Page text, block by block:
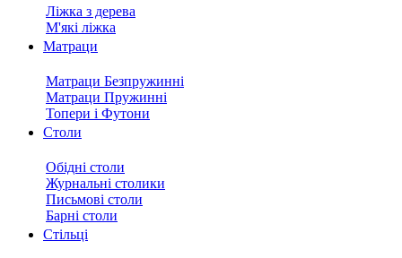
Ліжка з дерева
М'які ліжка
Матраци
Матраци Безпружинні
Матраци Пружинні
Топери і Футони
Столи
Обідні столи
Журнальні столики
Письмові столи
Барні столи
Стільці